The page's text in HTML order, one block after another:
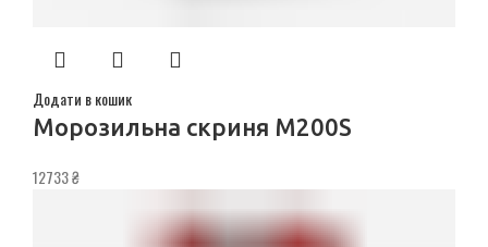
Додати в кошик
Морозильна скриня M200S
12733₴